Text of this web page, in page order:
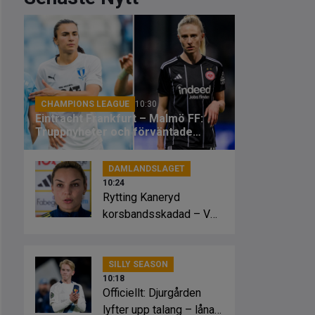
CHAMPIONS LEAGUE 10:30
Eintracht Frankfurt – Malmö FF:
Truppnyheter och förväntade
startelvor
DAMLANDSLAGET
10:24
Rytting Kaneryd
korsbandsskadad – VM
SILLY SEASON
10:18
Officiellt: Djurgården
lyfter upp talang – lånas